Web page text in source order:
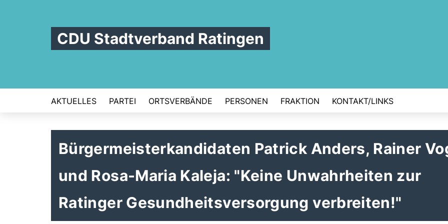
CDU Stadtverband Ratingen
AKTUELLES PARTEI ORTSVERBÄNDE PERSONEN FRAKTION KONTAKT/LINKS
Bürgermeisterkandidaten Patrick Anders, Rainer
und Rosa-Maria Kaleja: "Keine Unwahrheiten zur
Ratinger Gesundheitsversorgung verbreiten!"